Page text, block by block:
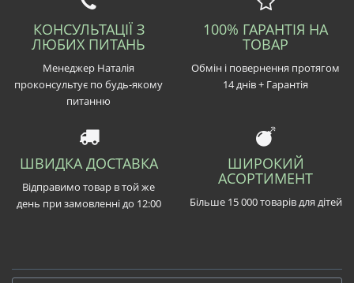
КОНСУЛЬТАЦІЇ З
ЛЮБИХ ПИТАНЬ
Менеджер Наталія
проконсультує по будь-якому
питанню
100% ГАРАНТІЯ НА
ТОВАР
Обмін і повернення протягом
14 днів + Гарантія
ШВИДКА ДОСТАВКА
Відправимо товар в той же
день при замовленні до 12:00
ШИРОКИЙ
АСОРТИМЕНТ
Більше 15 000 товарів для дітей